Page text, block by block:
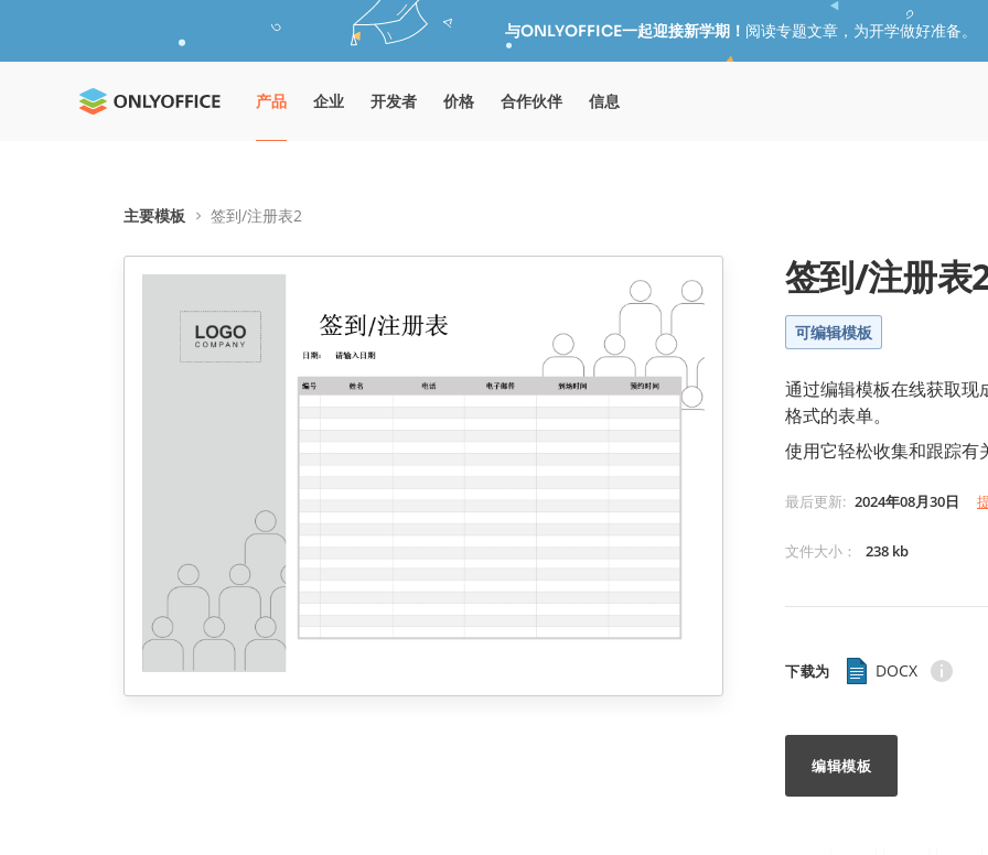
与ONLYOFFICE一起迎接新学期！ 阅读专题文章，为开学做好准备。
产品 企业 开发者 价格 合作伙伴 信息
主要模板 签到/注册表2
签到/注册表
可编辑模板
通过编辑模板在线获取现
格式的表单。
使用它轻松收集和跟踪有
最后更新: 2024年08月30日
文件大小 ： 238 kb
下载为 DOCX
编辑模板